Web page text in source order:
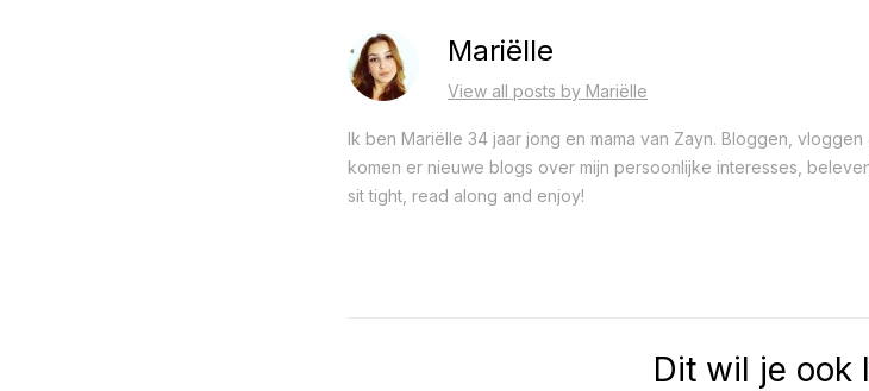
Mariëlle
View all posts by Mariëlle
Ik ben Mariëlle 34 jaar jong en mama van Zayn. Bloggen,
komen er nieuwe blogs over mijn persoonlijke interesses,
sit tight, read along and enjoy!
Dit wil je ook